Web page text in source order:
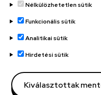
Adatvédelem
Adatvédelem
Régi oldal
Nélkülözhetetlen sütik
Funkcionális sütik
Analitikai sütik
Hirdetési sütik
Kiválasztottak